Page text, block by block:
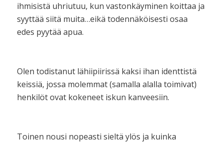
ihmisistä uhriutuu, kun vastonkäyminen koittaa ja
syyttää siitä muita…eikä todennäköisesti osaa
edes pyytää apua.
Olen todistanut lähiipiirissä kaksi ihan identtistä
keissiä, jossa molemmat (samalla alalla toimivat)
henkilöt ovat kokeneet iskun kanveesiin.
Toinen nousi nopeasti sieltä ylös ja kuinka